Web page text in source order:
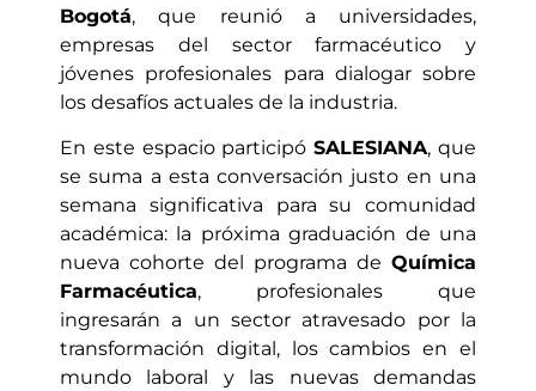
Bogotá, que reunió a universidades,
empresas del sector farmacéutico y
jóvenes profesionales para dialogar sobre
los desafíos actuales de la industria.
En este espacio participóSALESIANA, que
se suma a esta conversación justo en una
semana significativa para su comunidad
académica: la próxima graduación de una
nueva cohorte del programa de Química
Farmacéutica, profesionales que
ingresarán a un sector atravesado por la
transformación digital, los cambios en el
mundo laboral y las nuevas demandas